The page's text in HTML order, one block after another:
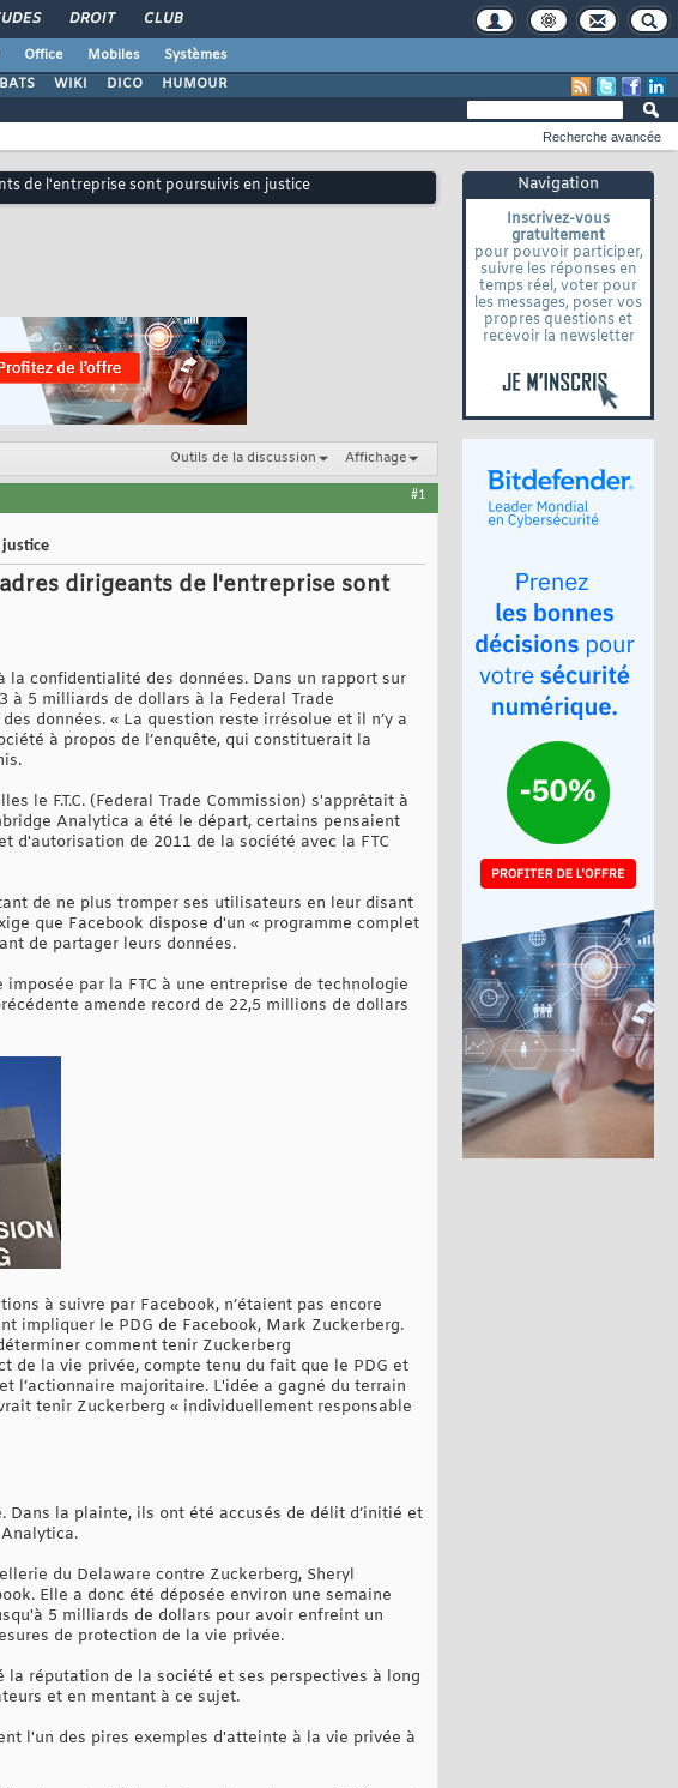
DROIT CLUB
Office Mobiles
Systèmes
WIKI DICO HUMOUR
Navigation
Inscrivez-vous
gratuitement
pour pouvoir participer,
suivre les réponses en
temps réel, voter pour
les messages, poser vos
propres questions et
recevoir la newsletter
Recherche avancée
de l'entreprise sont poursuivis en justice
Outils de la discussion Affichage
#1
justice
dirigeants de l'entreprise sont
la confidentialité des données. Dans un rapport sur
5 milliards de dollars à la Federal Trade
données. « La question reste irrésolue et il n’y a
à propos de l’enquête, qui constituerait la
le F.T.C. (Federal Trade Commission) s'apprêtait à
Analytica a été le départ, certains pensaient
de 2011 de la société avec la FTC
de ne plus tromper ses utilisateurs en leur disant
que Facebook dispose d'un « programme complet
de partager leurs données.
par la FTC à une entreprise de technologie
amende record de 22,5 millions de dollars
à suivre par Facebook, n’étaient pas encore
impliquer le PDG de Facebook, Mark Zuckerberg.
comment tenir Zuckerberg
de la vie privée, compte tenu du fait que le PDG et
l’actionnaire majoritaire. L'idée a gagné du terrain
tenir Zuckerberg « individuellement responsable
la plainte, ils ont été accusés de délit d’initié et
du Delaware contre Zuckerberg, Sheryl
Elle a donc été déposée environ une semaine
5 milliards de dollars pour avoir enfreint un
de protection de la vie privée.
réputation de la société et ses perspectives à long
et en mentant à ce sujet.
l'un des pires exemples d'atteinte à la vie privée à